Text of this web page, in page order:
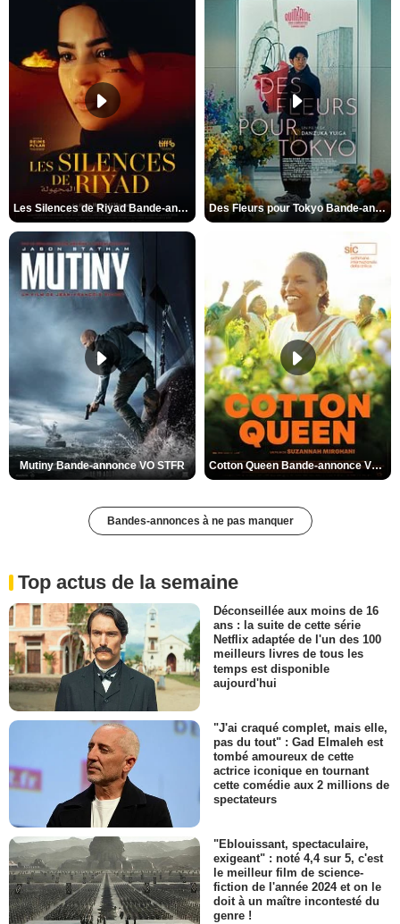
Les Silences de Riyad Bande-annonce VO STFR Des Fleurs pour Tokyo Bande-annonce VO STFR
Mutiny Bande-annonce VO STFR Cotton Queen Bande-annonce VO STFR
Bandes-annonces à ne pas manquer
Top actus de la semaine
Déconseillée aux moins de 16
ans : la suite de cette série
Netflix adaptée de l'un des 100
meilleurs livres de tous les
temps est disponible
aujourd'hui
"J'ai craqué complet, mais elle,
pas du tout" : Gad Elmaleh est
tombé amoureux de cette
actrice iconique en tournant
cette comédie aux 2 millions de
spectateurs
"Eblouissant, spectaculaire,
exigeant" : noté 4,4 sur 5, c'est
le meilleur film de science-
fiction de l'année 2024 et on le
doit à un maître incontesté du
genre !